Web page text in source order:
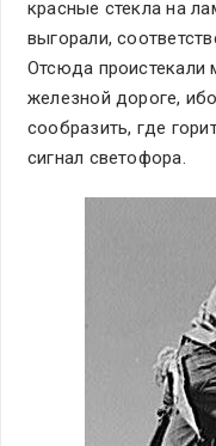
красные стекла на
выгорали,
Отсюда проистекали
железной дороге,
сообразить, где
сигнал светофора.